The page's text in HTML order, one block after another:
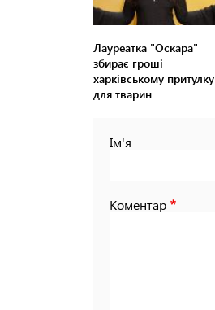
Лауреатка "Оскара"
збирає гроші
харківському притулку
для тварин
Ім'я
Коментар